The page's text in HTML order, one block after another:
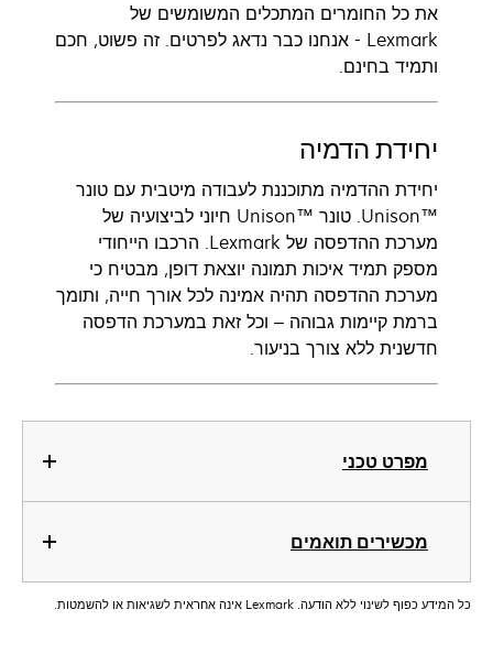
מפרט טכני
מכשירים תואמים
את כל החומרים המתכלים המשומשים של
Lexmark - אנחנו כבר נדאג לפרטים. זה פשוט, חכם
ותמיד בחינם.
יחידת הדמיה
יחידת ההדמיה מתוכננת לעבודה מיטבית עם טונר
Unison™‎. טונר Unison™‎ חיוני לביצועיה של
מערכת ההדפסה של Lexmark. הרכבו הייחודי
מספק תמיד איכות תמונה יוצאת דופן, מבטיח כי
מערכת ההדפסה תהיה אמינה לכל אורך חייה, ותומך
ברמת קיימות גבוהה – וכל זאת במערכת הדפסה
חדשנית ללא צורך בניעור.
כל המידע כפוף לשינוי ללא הודעה. Lexmark אינה אחראית לשגיאות או להשמטות.